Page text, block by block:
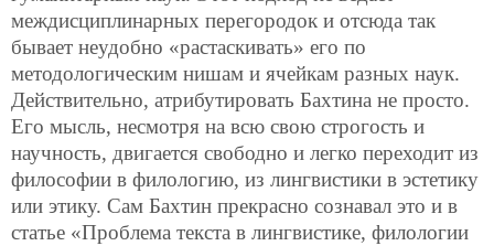
междисциплинарных перегородок и отсюда так
бывает неудобно «растаскивать» его по
методологическим нишам и ячейкам разных наук.
Действительно, атрибутировать Бахтина не просто.
Его мысль, несмотря на всю свою строгость и
научность, двигается свободно и легко переходит из
философии в филологию, из лингвистики в эстетику
или этику. Сам Бахтин прекрасно сознавал это и в
статье «Проблема текста в лингвистике, филологии